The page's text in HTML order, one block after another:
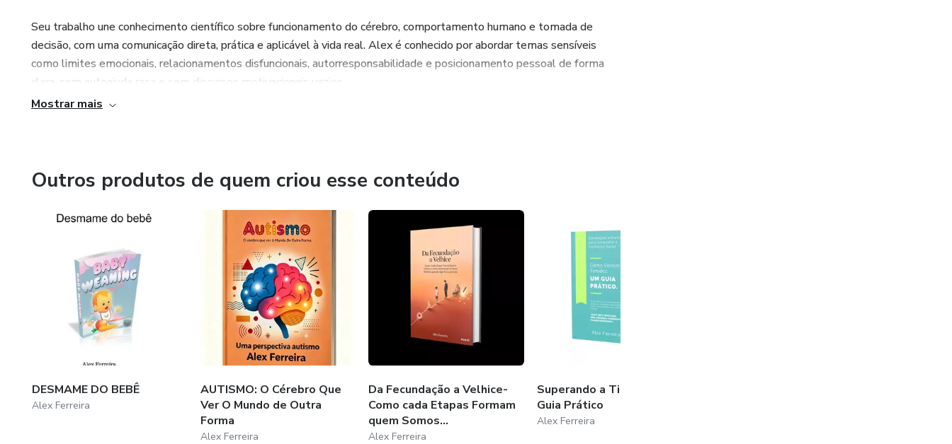
Seu trabalho une conhecimento científico sobre funcionamento do cérebro, comportamento humano e tomada de
decisão, com uma comunicação direta, prática e aplicável à vida real. Alex é conhecido por abordar temas sensíveis
como limites emocionais, relacionamentos disfuncionais, autorresponsabilidade e posicionamento pessoal de forma
clara, sem autoajuda rasa e sem discursos motivacionais vazios.
Sua abordagem não promete fórmulas mágicas, mas oferece consciência, estrutura mental e ferramentas para quem
decidiu parar de viver no automático e assumir controle das próprias escolhas.
Mostrar mais
Outros produtos de quem criou esse conteúdo
DESMAME DO BEBÊ
Alex Ferreira
AUTISMO: O Cérebro Que
Ver O Mundo de Outra
Forma
Alex Ferreira
Da Fecundação a Velhice-
Como cada Etapas Formam
quem Somos...
Alex Ferreira
Superando a Timidez: Um
Guia Prático
Alex Ferreira